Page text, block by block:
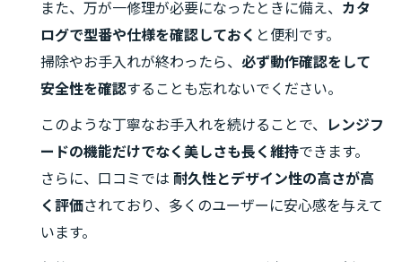
また、万が一修理が必要になったときに備え、 カタ
ログで型番や仕様を確認しておく と便利です。
掃除やお手入れが終わったら、 必ず動作確認をして
安全性を確認することも忘れないでください。
このような丁寧なお手入れを続けることで、
レンジフ
ードの機能だけでなく美しさも長く維持できます。
さらに、口コミでは 耐久性とデザイン性の高さが高
く評価されており、多くのユーザーに安心感を与えて
います。